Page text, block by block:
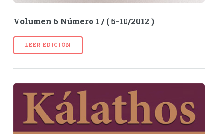
Volumen 6 Número 1 / ( 5-10/2012 )
LEER EDICIÓN